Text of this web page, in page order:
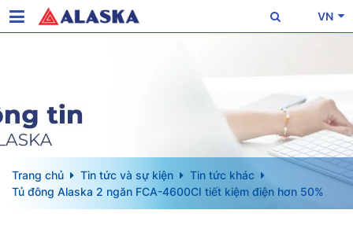
VN
Trang chủ Tin tức và sự kiện
Tin tức khác
Tủ đông Alaska 2 ngăn FCA-4600CI tiết kiệm điện hơn 50%